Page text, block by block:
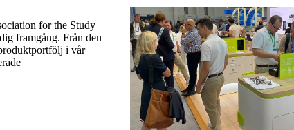
for the Study
framgång. Från den
i vår